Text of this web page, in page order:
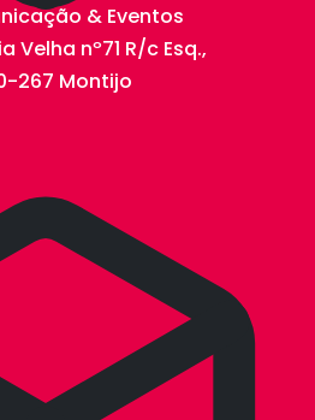
& Eventos
Velha nº71 R/c Esq.,
267 Montijo